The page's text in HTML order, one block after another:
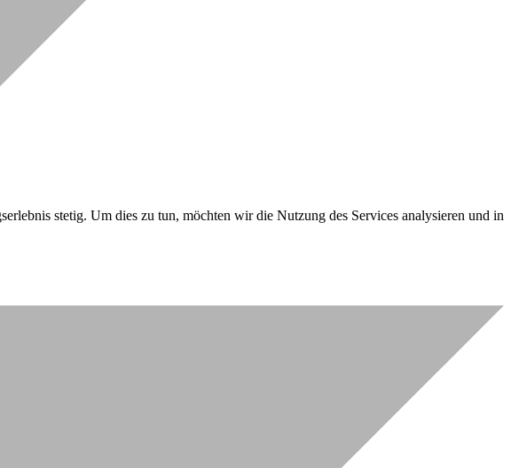
stetig. Um dies zu tun, möchten wir die Nutzung des Services analysieren und in